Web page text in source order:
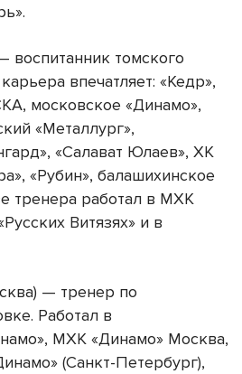
томского
впечатляет: «Кедр»,
московское «Динамо»,
«Металлург»,
«Салават Юлаев», ХК
«Рубин», балашихинское
тренера работал в МХК
Витязях» и в
— тренер по
Работал в
МХК «Динамо» Москва,
(Санкт-Петербург),